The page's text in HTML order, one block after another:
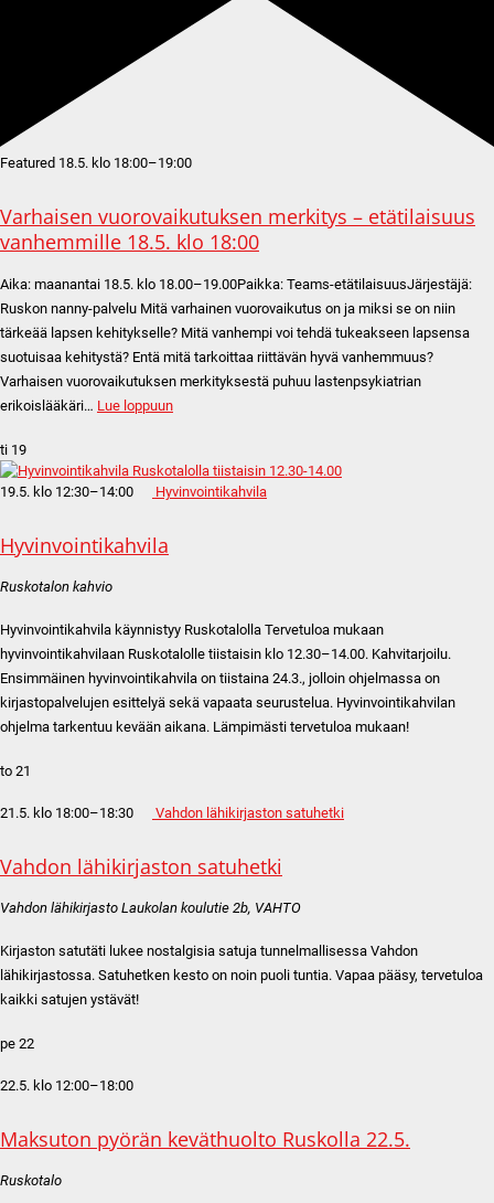
Featured 18.5. klo 18:00–19:00
Varhaisen vuorovaikutuksen merkitys – etätilaisuus
vanhemmille 18.5. klo 18:00
Aika: maanantai 18.5. klo 18.00–19.00Paikka: Teams-etätilaisuusJärjestäjä:
Ruskon nanny-palvelu Mitä varhainen vuorovaikutus on ja miksi se on niin
tärkeää lapsen kehitykselle? Mitä vanhempi voi tehdä tukeakseen lapsensa
suotuisaa kehitystä? Entä mitä tarkoittaa riittävän hyvä vanhemmuus?
Varhaisen vuorovaikutuksen merkityksestä puhuu lastenpsykiatrian
erikoislääkäri… Lue loppuun
ti 19
19.5. klo 12:30–14:00 Hyvinvointikahvila
Hyvinvointikahvila
Ruskotalon kahvio
Hyvinvointikahvila käynnistyy Ruskotalolla Tervetuloa mukaan
hyvinvointikahvilaan Ruskotalolle tiistaisin klo 12.30–14.00. Kahvitarjoilu.
Ensimmäinen hyvinvointikahvila on tiistaina 24.3., jolloin ohjelmassa on
kirjastopalvelujen esittelyä sekä vapaata seurustelua. Hyvinvointikahvilan
ohjelma tarkentuu kevään aikana. Lämpimästi tervetuloa mukaan!
to 21
21.5. klo 18:00–18:30 Vahdon lähikirjaston satuhetki
Vahdon lähikirjaston satuhetki
Vahdon lähikirjasto Laukolan koulutie 2b, VAHTO
Kirjaston satutäti lukee nostalgisia satuja tunnelmallisessa Vahdon
lähikirjastossa. Satuhetken kesto on noin puoli tuntia. Vapaa pääsy, tervetuloa
kaikki satujen ystävät!
pe 22
22.5. klo 12:00–18:00
Maksuton pyörän keväthuolto Ruskolla 22.5.
Ruskotalo